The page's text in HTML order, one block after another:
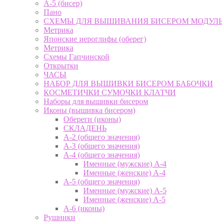
А-5 (бисер)
Пано
СХЕМЫ ДЛЯ ВЫШИВАНИЯ БИСЕРОМ
Метрика
Японские иероглифы (оберег)
Метрика
Схемы Гапчинской
Открытки
ЧАСЫ
НАБОР ДЛЯ ВЫШИВКИ БИСЕРОМ БАБОЧКИ
КОСМЕТИЧКИ СУМОЧКИ КЛАТЧИ
Наборы для вышивки бисером
Иконы (вышивка бисером)
Обереги (иконы)
СКЛАДЕНЬ
А-2 (общего значения)
А-3 (общего значения)
А-4 (общего значения)
Именные (мужские) А-4
Именные (женские) А-4
А-5 (общего значения)
Именные (мужские) А-5
Именные (женские) А-5
А-6 (иконы)
Рушники